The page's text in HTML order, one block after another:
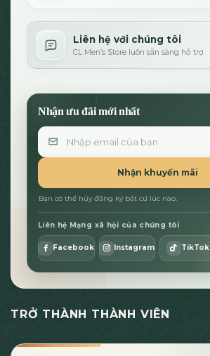
Liên hệ với chúng tôi
CL Men’s Store luôn sẵn sàng hỗ trợ
Nhận ưu đãi mới nhất
Email
Nhận khuyến mãi
Bạn có thể hủy đăng ký bất cứ lúc nào.
Liên hệ Mạng xã hội của chúng tôi
Facebook Instagram TikTok
TRỞ THÀNH THÀNH VIÊN